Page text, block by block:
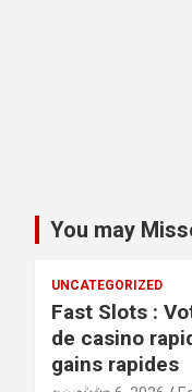
You may
UNCATEGORIZED
Fast Slots :
de casino
gains rapides